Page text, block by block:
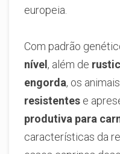
europeia.
Com padrão
nível , além de
engorda, os
resistentes e
produtiva para
características da